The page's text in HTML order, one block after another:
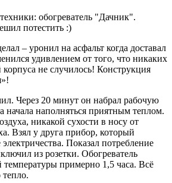
обогреватель "Дачник".
потестить :)
– уронил на асфальт когда доставал
удивлением от того, что никаких
не случилось! Конструкция
Через 20 минут он набрал рабочую
начала наполняться приятным теплом.
никакой сухости в носу от
Взял у друга прибор, который
Показал потребление
из розетки. Обогреватель
температуры примерно 1,5 часа. Всё